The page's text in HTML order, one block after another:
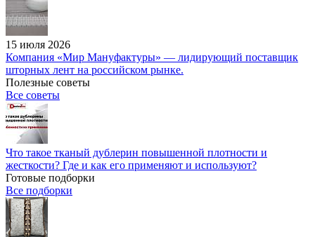
15 июля 2026
Компания «Мир Мануфактуры» — лидирующий поставщик
шторных лент на российском рынке.
Полезные советы
Все советы
Что такое тканый дублерин повышенной плотности и
жесткости? Где и как его применяют и используют?
Готовые подборки
Все подборки